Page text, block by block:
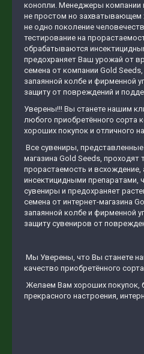
конопли. Менеджеры компании
не простом но захватывающем
не одно поколение
тестирование на
обрабатываются
предохраняет Ваш урожай от
семена от компании Gold
запаянной колбе и фирменной
защиту от повреждений и
Уверены!!! Вы станете нашим
любого приобретённого сорта
хороших покупок и отличного
Все сувениры, представленные
магазина Gold Seeds, проходят
прорастаемость и
инсектицидными препаратами,
сувениры и предохраняет
семена от интернет-магазина
запаянной колбе и фирменной
защиту сувениров от
Мы Уверены, что Вы станете
качество приобретённого
Желаем Вам хороших покупок,
прекрасного настроения,